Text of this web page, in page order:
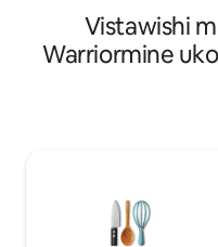
Wi-Fi na utiririshaji
Netflix. Tumejizatiti
mzuri kwa kukaribisha
majibu. Njia mpya ya
iliyopangwa hutoa ufikiaji
Vistawishi
Warriormine